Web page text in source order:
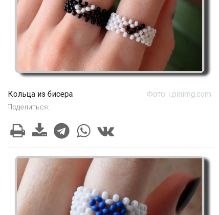
Кольца из бисера Фото: i.pinimg.com
Поделиться: